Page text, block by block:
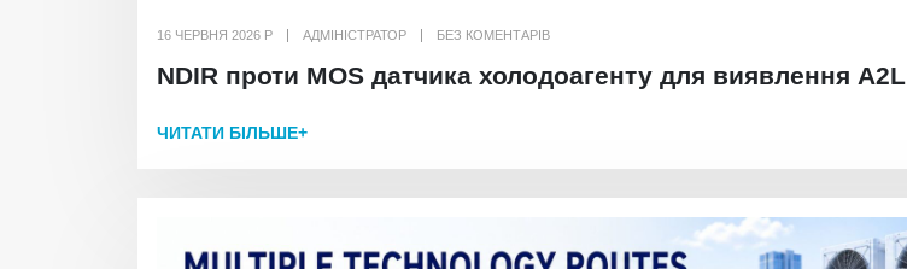
16 ЧЕРВНЯ 2026 Р АДМІНІСТРАТОР БЕЗ КОМЕНТАРІВ
NDIR проти MOS датчика холодоагенту для виявлення A2L
ЧИТАТИ БІЛЬШЕ+